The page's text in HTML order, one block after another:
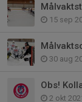
15 sep
30 aug
Obs!
2 okt